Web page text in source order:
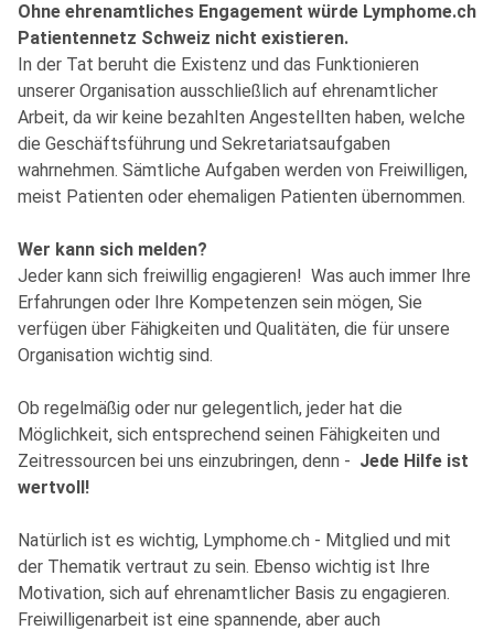
Ohne ehrenamtliches Engagement würde Lymphome.ch
Patientennetz Schweiz nicht existieren.
In der Tat beruht die Existenz und das Funktionieren
unserer Organisation ausschließlich auf ehrenamtlicher
Arbeit, da wir keine bezahlten Angestellten haben, welche
die Geschäftsführung und Sekretariatsaufgaben
wahrnehmen. Sämtliche Aufgaben werden von Freiwilligen,
meist Patienten oder ehemaligen Patienten übernommen.
Wer kann sich melden?
Jeder kann sich freiwillig engagieren! Was auch immer Ihre
Erfahrungen oder Ihre Kompetenzen sein mögen, Sie
verfügen über Fähigkeiten und Qualitäten, die für unsere
Organisation wichtig sind.
Ob regelmäßig oder nur gelegentlich, jeder hat die
Möglichkeit, sich entsprechend seinen Fähigkeiten und
Zeitressourcen bei uns einzubringen, denn - Jede Hilfe ist
wertvoll!
Natürlich ist es wichtig, Lymphome.ch - Mitglied und mit
der Thematik vertraut zu sein. Ebenso wichtig ist Ihre
Motivation, sich auf ehrenamtlicher Basis zu engagieren.
Freiwilligenarbeit ist eine spannende, aber auch